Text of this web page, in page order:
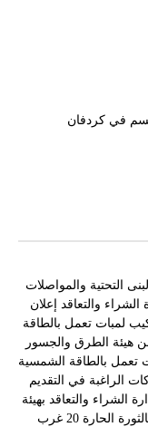
في كردفان
البنى التحتية والمواصلات
والتعاقد إعلان
وتركيب لمبات تعمل بالطاقة
هيئة الطرق والجسور
تعمل بالطاقة الشمسية
الراغبة في التقديم
والتعاقد بهيئة
الطرق والجسور و مصارف المياه بمقرها بالثورة الحارة 20 غرب